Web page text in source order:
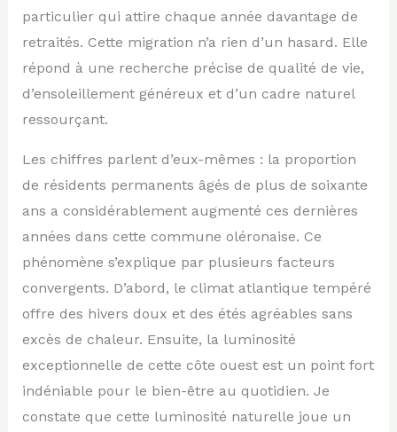
particulier qui attire chaque année davantage de
retraités. Cette migration n’a rien d’un hasard. Elle
répond à une recherche précise de qualité de vie,
d’ensoleillement généreux et d’un cadre naturel
ressourçant.
Les chiffres parlent d’eux-mêmes : la proportion
de résidents permanents âgés de plus de soixante
ans a considérablement augmenté ces dernières
années dans cette commune oléronaise. Ce
phénomène s’explique par plusieurs facteurs
convergents. D’abord, le climat atlantique tempéré
offre des hivers doux et des étés agréables sans
excès de chaleur. Ensuite, la luminosité
exceptionnelle de cette côte ouest est un point fort
indéniable pour le bien-être au quotidien. Je
constate que cette luminosité naturelle joue un